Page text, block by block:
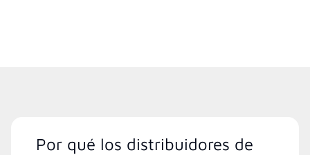
Por qué los distribuidores de